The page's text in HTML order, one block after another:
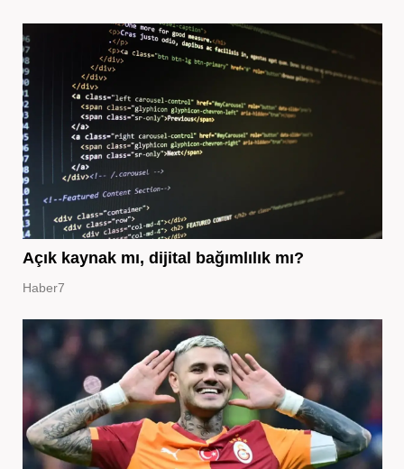
Açık kaynak mı, dijital bağımlılık mı?
Haber7